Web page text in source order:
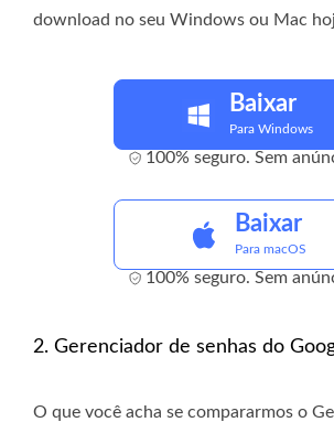
download no seu Windows ou Mac
Baixar
Para Windows
100% seguro. Sem
Baixar
Para macOS
100% seguro. Sem
2. Gerenciador de senhas do
O que você acha se compararmos o